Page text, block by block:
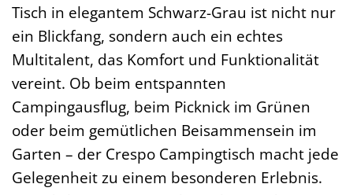
Tisch in elegantem Schwarz-Grau ist nicht nur
ein Blickfang, sondern auch ein echtes
Multitalent, das Komfort und Funktionalität
vereint. Ob beim entspannten
Campingausflug, beim Picknick im Grünen
oder beim gemütlichen Beisammensein im
Garten – der Crespo Campingtisch macht jede
Gelegenheit zu einem besonderen Erlebnis.